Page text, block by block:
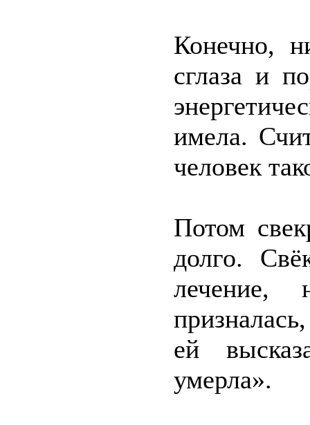
Конечно,
сглаза и
имела.
человек
Потом
долго.
лечение,
ей
умерла».